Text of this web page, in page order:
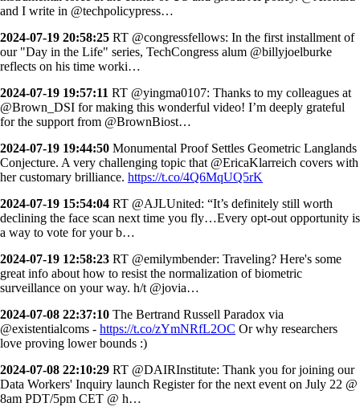
and I write in @techpolicypress…
2024-07-19 20:58:25 RT @congressfellows: In the first installment of
our "Day in the Life" series, TechCongress alum @billyjoelburke
reflects on his time worki…
2024-07-19 19:57:11 RT @yingma0107: Thanks to my colleagues at
@Brown_DSI for making this wonderful video! I’m deeply grateful
for the support from @BrownBiost…
2024-07-19 19:44:50 Monumental Proof Settles Geometric Langlands
Conjecture. A very challenging topic that @EricaKlarreich covers with
her customary brilliance. https://t.co/4Q6MqUQ5rK
2024-07-19 15:54:04 RT @AJLUnited: “It’s definitely still worth
declining the face scan next time you fly…Every opt-out opportunity is
a way to vote for your b…
2024-07-19 12:58:23 RT @emilymbender: Traveling? Here's some
great info about how to resist the normalization of biometric
surveillance on your way. h/t @jovia…
2024-07-08 22:37:10 The Bertrand Russell Paradox via
@existentialcoms - https://t.co/zYmNRfL2OC Or why researchers
love proving lower bounds :)
2024-07-08 22:10:29 RT @DAIRInstitute: Thank you for joining our
Data Workers' Inquiry launch Register for the next event on July 22 @
8am PDT/5pm CET @ h…